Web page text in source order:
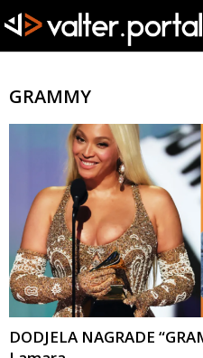
GRAMMY
DODJELA NAGRADE